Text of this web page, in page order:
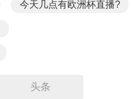
今天几点有欧洲杯直播?
头条